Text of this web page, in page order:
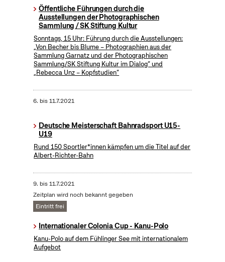
Öffentliche Führungen durch die
Ausstellungen der Photographischen
Sammlung / SK Stiftung Kultur
Sonntags, 15 Uhr: Führung durch die Ausstellungen:
„Von Becher bis Blume – Photographien aus der
Sammlung Garnatz und der Photographischen
Sammlung/SK Stiftung Kultur im Dialog“ und
„Rebecca Unz – Kopfstudien“
6. bis11.7.2021
Deutsche Meisterschaft Bahnradsport U15-
U19
Rund 150 Sportler*innen kämpfen um die Titel auf der
Albert-Richter-Bahn
9. bis11.7.2021
Zeitplan wird noch bekannt gegeben
Eintritt frei
Internationaler Colonia Cup - Kanu-Polo
Kanu-Polo auf dem Fühlinger See mit internationalem
Aufgebot